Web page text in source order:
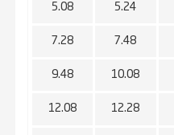
5.08 5.24
7.28 7.48
9.48 10.08
12.08 12.28